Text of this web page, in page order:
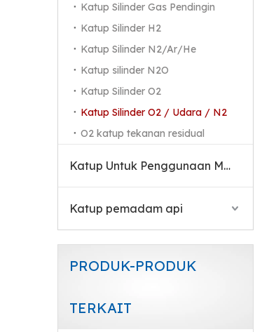
Katup Silinder Gas Pendingin
Katup Silinder H2
Katup Silinder N2/Ar/He
Katup silinder N2O
Katup Silinder O2
Katup Silinder O2 / Udara / N2
O2 katup tekanan residual
Katup Untuk Penggunaan Medis
Katup pemadam api
PRODUK-PRODUK
TERKAIT